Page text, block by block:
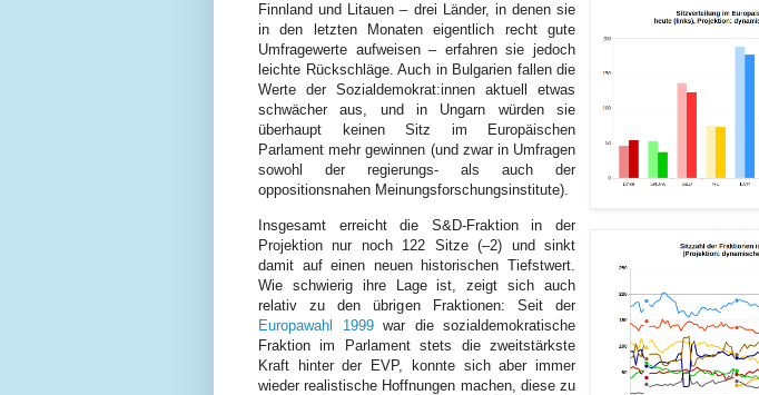
Finnland und Litauen – drei Länder, in denen sie
in den letzten Monaten eigentlich recht gute
Umfragewerte aufweisen – erfahren sie jedoch
leichte Rückschläge. Auch in Bulgarien fallen die
Werte der Sozialdemokrat:innen aktuell etwas
schwächer aus, und in Ungarn würden sie
überhaupt keinen Sitz im Europäischen
Parlament mehr gewinnen (und zwar in Umfragen
sowohl der regierungs- als auch der
oppositionsnahen Meinungsforschungsinstitute).
Insgesamt erreicht die S&D-Fraktion in der
Projektion nur noch 122 Sitze (–⁠2) und sinkt
damit auf einen neuen historischen Tiefstwert.
Wie schwierig ihre Lage ist, zeigt sich auch
relativ zu den übrigen Fraktionen: Seit der
Europawahl 1999war die sozialdemokratische
Fraktion im Parlament stets die zweitstärkste
Kraft hinter der EVP, konnte sich aber immer
wieder realistische Hoffnungen machen, diese zu